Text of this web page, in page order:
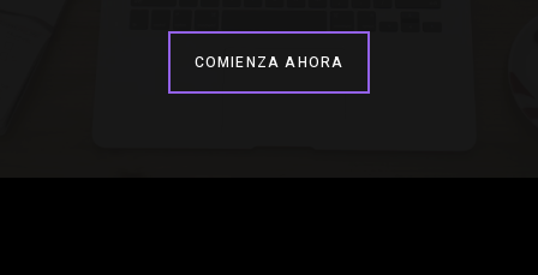
COMIENZA AHORA